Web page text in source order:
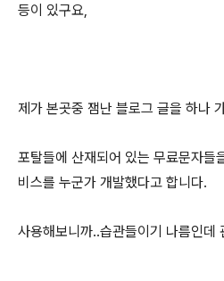
등이 있구요,
제가 본곳중 잼난 블로그 글을 하나
포탈들에 산재되어 있는 무료문자들
비스를 누군가 개발했다고 합니다.
사용해보니까..습관들이기 나름인데